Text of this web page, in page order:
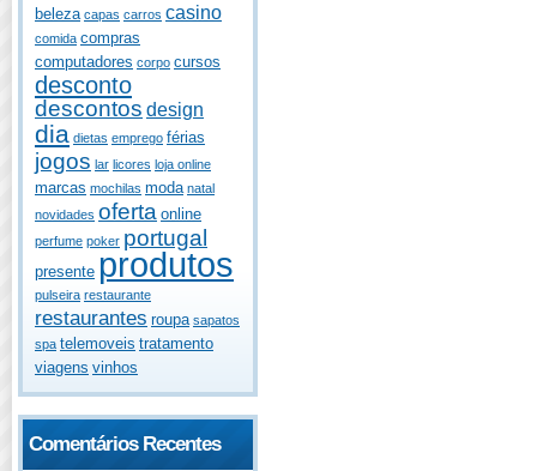
beleza capas carros casino
comida compras
computadores corpo cursos
desconto
descontos design
dia dietas emprego férias
jogos lar licores loja online
marcas mochilas moda natal
novidades oferta online
perfume poker portugal
presente produtos
pulseira restaurante
restaurantes roupa sapatos
spa telemoveis tratamento
viagens vinhos
Comentários Recentes